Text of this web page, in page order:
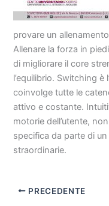
provare un
Allenare la forza in
di migliorare il core
l’equilibrio. Switching
coinvolge tutte le
attivo e costante.
motorie dell’utente,
specifica da parte di
straordinarie.
PRECEDENTE